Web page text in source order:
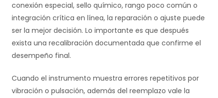
conexión especial, sello químico, rango poco común o
integración crítica en línea, la reparación o ajuste puede
ser la mejor decisión. Lo importante es que después
exista una recalibración documentada que confirme el
desempeño final.
Cuando el instrumento muestra errores repetitivos por
vibración o pulsación, además del reemplazo vale la